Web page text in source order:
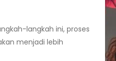
langkah ini, proses
menjadi lebih